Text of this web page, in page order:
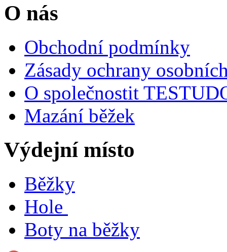
O nás
Obchodní podmínky
Zásady ochrany
O společnostit
Mazání běžek
Výdejní místo
Běžky
Hole
Boty na běžky